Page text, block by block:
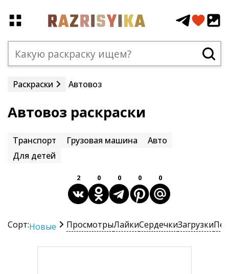
Раскраски Автовоз
Автовоз раскраски
Транспорт Грузовая машина
Авто
Для детей
2 0 0 0 0
Сорт:Новые ПросмотрыЛайкиСердечкиЗагрузки